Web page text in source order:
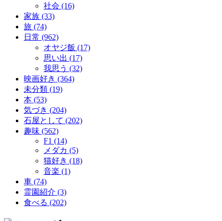
社会 (16)
家族 (33)
旅 (74)
日常 (962)
オヤジ飯 (17)
思い出 (17)
我思う (32)
映画好き (364)
未分類 (19)
本 (53)
気づき (204)
石屋として (202)
趣味 (562)
F1 (14)
メダカ (5)
猫好き (18)
音楽 (1)
車 (74)
霊園紹介 (3)
食べる (202)